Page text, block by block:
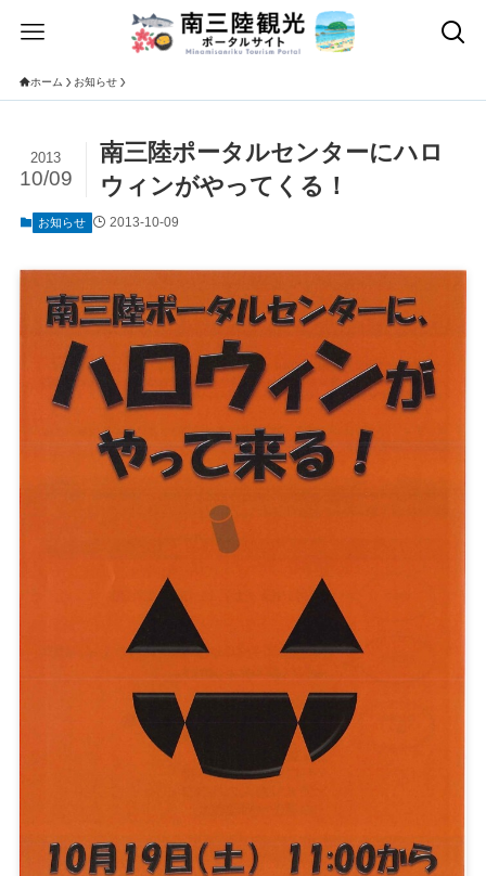
ホーム お知らせ
南三陸ポータルセンターにハロ
ウィンがやってくる！
2013
10/09
お知らせ 2013-10-09